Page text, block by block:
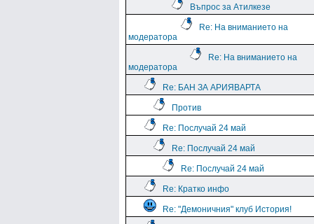
Въпрос за Атилкезе
Re: На вниманието на
модератора
Re: На вниманието на
модератора
Re: БАН ЗА АРИЯВАРТА
Против
Re: Послучай 24 май
Re: Послучай 24 май
Re: Послучай 24 май
Re: Кратко инфо
Re: "Демоничния" клуб История!